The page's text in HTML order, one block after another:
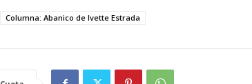
Columna: Abanico de Ivette Estrada